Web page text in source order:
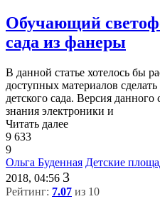
Обучающий
сада из фанеры
В данной статье хотелось бы
доступных материалов
детского сада. Версия
знания электроники и
Читать далее
9 633
9
Ольга Буденная Детские
2018, 04:56 3
Рейтинг: 7.07 из 10